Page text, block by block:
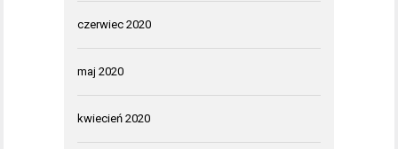
czerwiec 2020
maj 2020
kwiecień 2020